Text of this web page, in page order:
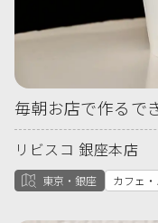
毎朝お店で作るで
リビスコ 銀座本店
東京・銀座 カフェ